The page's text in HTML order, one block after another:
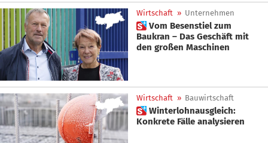
Wirtschaft » Unternehmen
 Vom Besenstiel zum
Baukran – Das Geschäft mit
den großen Maschinen
Wirtschaft » Bauwirtschaft
 Winterlohnausgleich:
Konkrete Fälle analysieren